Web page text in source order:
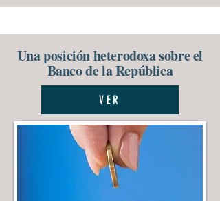
Una posición heterodoxa sobre el
Banco de la República
VER